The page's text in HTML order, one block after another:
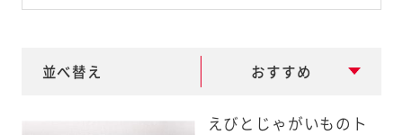
並べ替え おすすめ
えびとじゃがいものト